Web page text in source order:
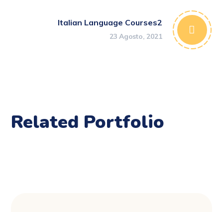
Italian Language Courses2
23 Agosto, 2021
Related Portfolio